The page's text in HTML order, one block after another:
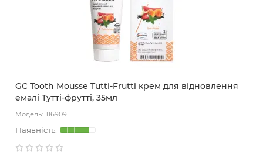
GC Tooth Mousse Tutti-Frutti крем для відновлення
емалі Тутті-фрутті, 35мл
116909